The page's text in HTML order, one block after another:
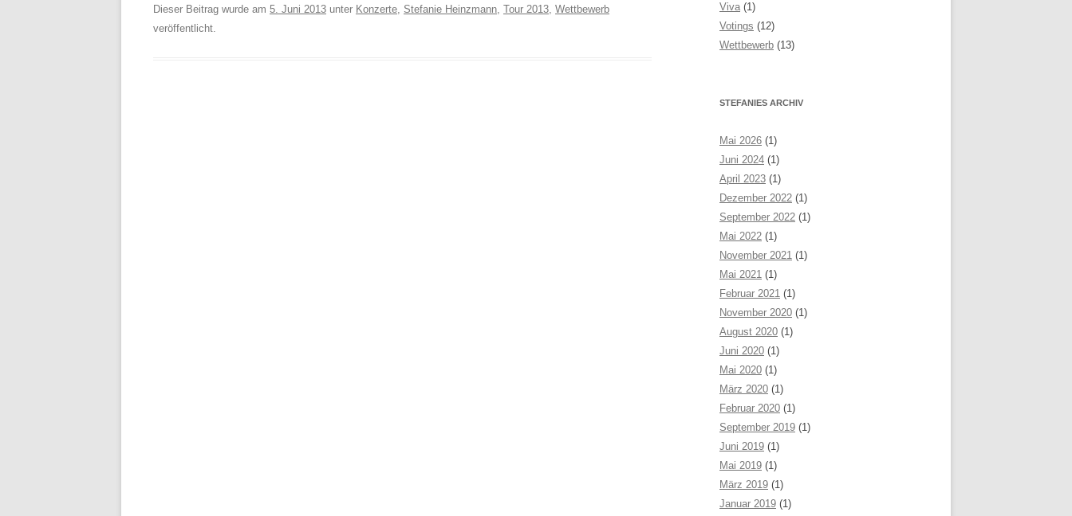
Dieser Beitrag wurde am 5. Juni 2013 unter Konzerte, Stefanie Heinzmann, Tour 2013, Wettbewerb
veröffentlicht.
Viva (1)
Votings (12)
Wettbewerb (13)
STEFANIES ARCHIV
Mai 2026 (1)
Juni 2024 (1)
April 2023 (1)
Dezember 2022 (1)
September 2022 (1)
Mai 2022 (1)
November 2021 (1)
Mai 2021 (1)
Februar 2021 (1)
November 2020 (1)
August 2020 (1)
Juni 2020 (1)
Mai 2020 (1)
März 2020 (1)
Februar 2020 (1)
September 2019 (1)
Juni 2019 (1)
Mai 2019 (1)
März 2019 (1)
Januar 2019 (1)